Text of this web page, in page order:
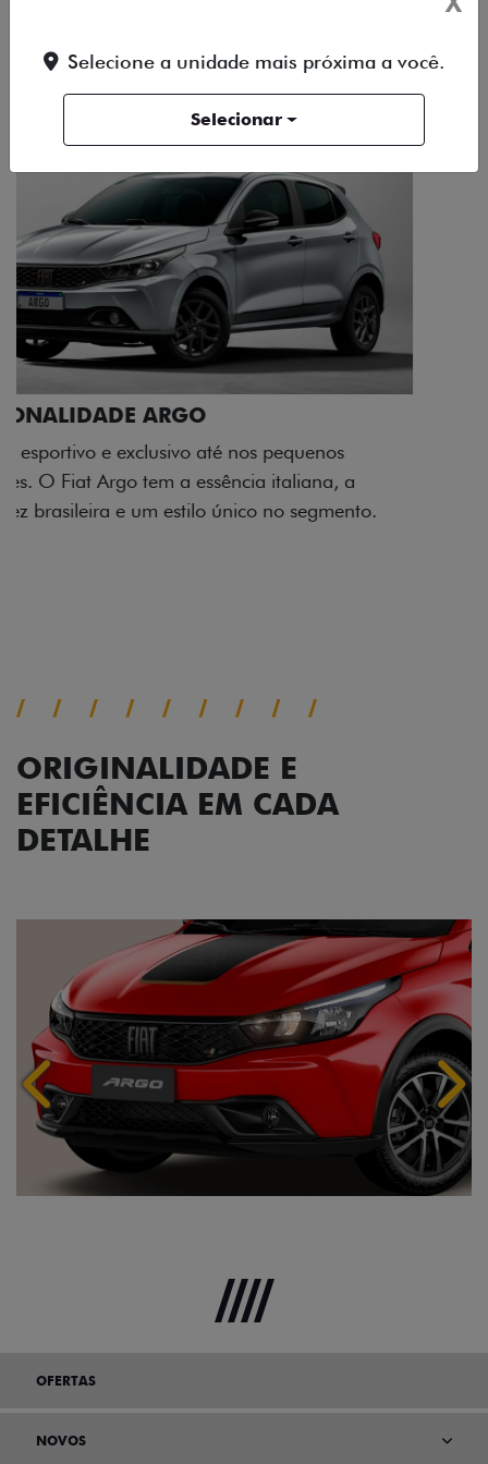
ACABAMENTO E DESIGN INTERNO
A flag italiana e o novo logo Fiat também aparecem
no interior do carro, que possui acabamento
impecável e detalhes escurecidos.
ORIGINALIDADE E
EFICIÊNCIA EM CADA
DETALHE
Anterior
OFERTAS
NOVOS
Selecione a unidade mais próxima a você.
Selecionar